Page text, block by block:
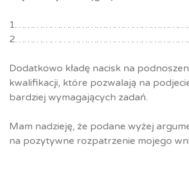
Dodatkowo kładę nacisk na
kwalifikacji, które pozwalają na
bardziej wymagających zadań.
Mam nadzieję, że podane wyżej
na pozytywne rozpatrzenie mojego